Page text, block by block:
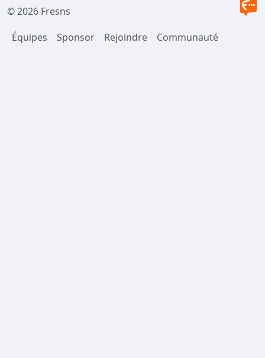
© 2026 Fresns
Équipes
Sponsor Rejoindre Communauté